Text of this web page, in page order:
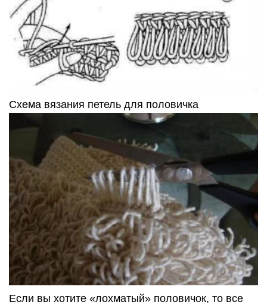
Схема вязания петель для половичка
Если вы хотите «лохматый» половичок, то все